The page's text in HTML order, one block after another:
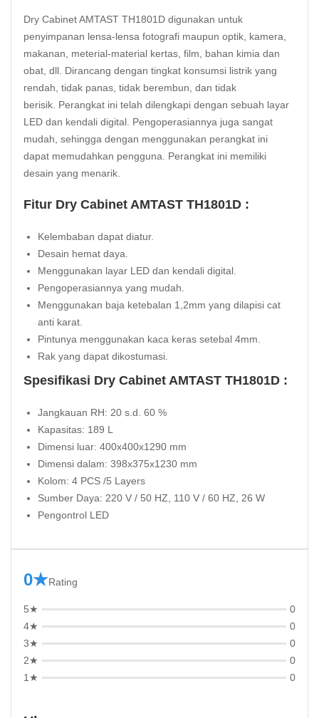
Dry Cabinet AMTAST TH1801D digunakan untuk
penyimpanan lensa-lensa fotografi maupun optik, kamera,
makanan, meterial-material kertas, film, bahan kimia dan
obat, dll. Dirancang dengan tingkat konsumsi listrik yang
rendah, tidak panas, tidak berembun, dan tidak
berisik. Perangkat ini telah dilengkapi dengan sebuah layar
LED dan kendali digital. Pengoperasiannya juga sangat
mudah, sehingga dengan menggunakan perangkat ini
dapat memudahkan pengguna. Perangkat ini memiliki
desain yang menarik.
Fitur Dry Cabinet AMTAST TH1801D :
Kelembaban dapat diatur.
Desain hemat daya.
Menggunakan layar LED dan kendali digital.
Pengoperasiannya yang mudah.
Menggunakan baja ketebalan 1,2mm yang dilapisi cat
anti karat.
Pintunya menggunakan kaca keras setebal 4mm.
Rak yang dapat dikostumasi.
Spesifikasi Dry Cabinet AMTAST TH1801D :
Jangkauan RH: 20 s.d. 60 %
Kapasitas: 189 L
Dimensi luar: 400x400x1290 mm
Dimensi dalam: 398x375x1230 mm
Kolom: 4 PCS /5 Layers
Sumber Daya: 220 V / 50 HZ, 110 V / 60 HZ, 26 W
Pengontrol LED
0★Rating
5★
0
4★
0
3★
0
2★
0
1★
0